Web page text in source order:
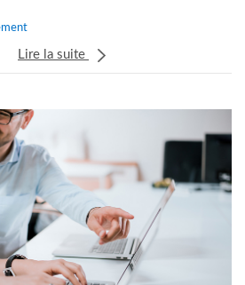
Lire la suite